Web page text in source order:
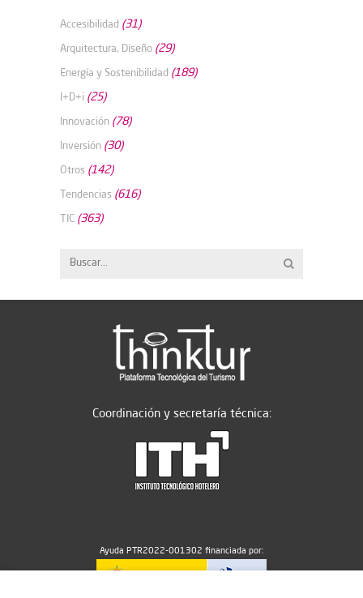
Accesibilidad (31)
Arquitectura, Diseño (29)
Energía y Sostenibilidad (189)
I+D+i (25)
Innovación (78)
Inversión (30)
Otros (142)
Tendencias (616)
TIC (363)
Coordinación y secretaría técnica:
Ayuda PTR2022-001302 financiada por: